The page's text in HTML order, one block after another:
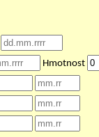
Hmotnost